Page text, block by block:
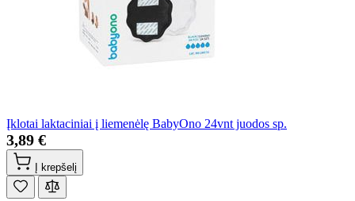
Įklotai laktaciniai į liemenėlę BabyOno 24vnt juodos sp.
3,89 €
Į krepšelį